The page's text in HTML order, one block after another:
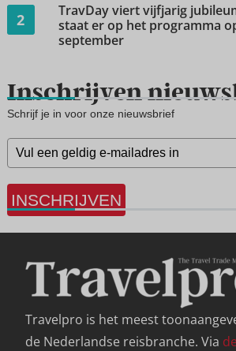
2
TravDay viert vijfjarig
staat er op het programma
september
Inschrijven
Schrijf je in voor onze nieuwsbrief
INSCHRIJVEN
Travelpro is het meest
de Nederlandse reisbranche. Via